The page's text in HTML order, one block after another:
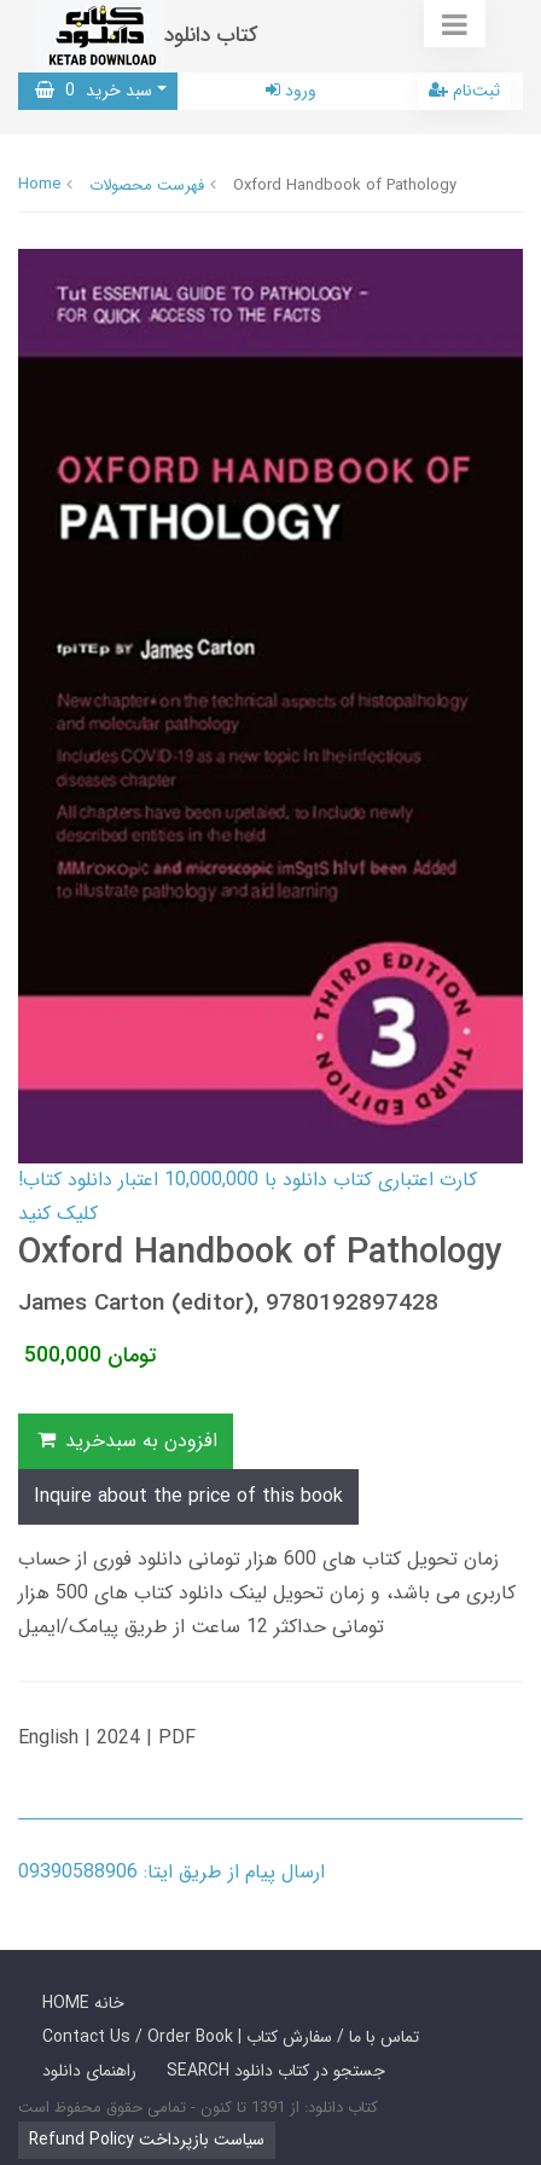
کتاب دانلود
سبد خرید 0 ورود ثبت‌نام
Home فهرست محصولات Oxford Handbook of Pathology
کارت اعتباری کتاب دانلود با 10,000,000 اعتبار دانلود کتاب!
کلیک کنید
Oxford Handbook of Pathology
James Carton (editor), 9780192897428
500,000 تومان
افزودن به سبدخرید
Inquire about the price of this book
زمان تحویل کتاب های 600 هزار تومانی دانلود فوری از حساب
کاربری می باشد، و زمان تحویل لینک دانلود کتاب های 500 هزار
تومانی حداکثر 12 ساعت از طریق پیامک/ایمیل
English | 2024 | PDF
ارسال پیام از طریق ایتا: 09390588906
HOME خانه
Contact Us / Order Book | تماس با ما / سفارش کتاب
راهنمای دانلود
SEARCH جستجو در کتاب دانلود
کتاب دانلود: از 1391 تا کنون - تمامی حقوق محفوظ است
Refund Policy سیاست بازپرداخت